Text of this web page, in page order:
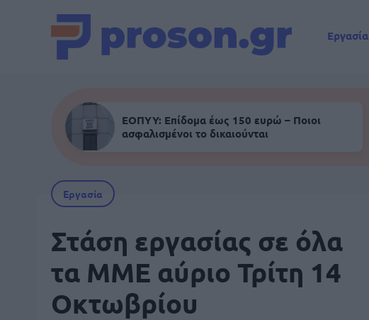
Εργασία
ΕΟΠΥΥ: Επίδομα έως 150 ευρώ – Ποιοι
ασφαλισμένοι το δικαιούνται
Εργασία
Στάση εργασίας σε όλα
τα ΜΜΕ αύριο Τρίτη 14
Οκτωβρίου